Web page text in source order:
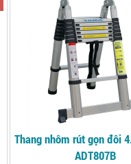
Thang nhôm rút gọn đôi
ADT807B